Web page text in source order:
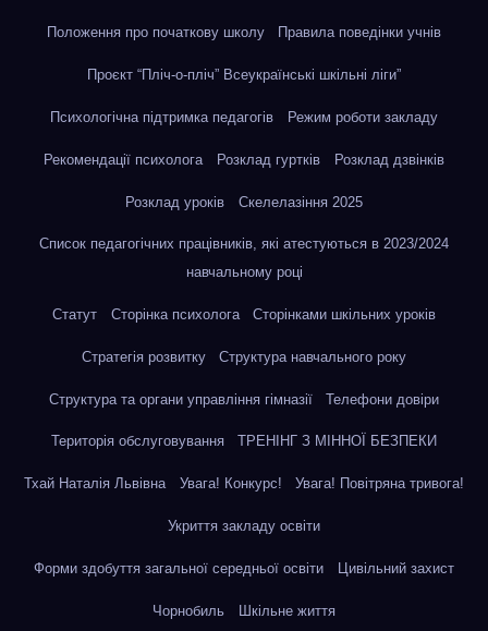
Положення про початкову школу Правила поведінки учнів
Проєкт “Пліч-о-пліч” Всеукраїнські шкільні ліги”
Психологічна підтримка педагогів Режим роботи закладу
Рекомендації психолога Розклад гуртків Розклад дзвінків
Розклад уроків Скелелазіння 2025
Список педагогічних працівників, які атестуються в 2023/2024
навчальному році
Статут Сторінка психолога Сторінками шкільних уроків
Стратегія розвитку Структура навчального року
Структура та органи управління гімназії Телефони довіри
Територія обслуговування ТРЕНІНГ З МІННОЇ БЕЗПЕКИ
Тхай Наталія Львівна Увага! Конкурс! Увага! Повітряна тривога!
Укриття закладу освіти
Форми здобуття загальної середньої освіти Цивільний захист
Чорнобиль Шкільне життя